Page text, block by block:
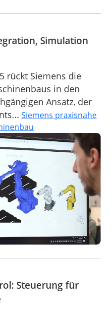
Simulation
rückt Siemens die
in den
Ansatz, der
Siemens praxisnahe
Steuerung für